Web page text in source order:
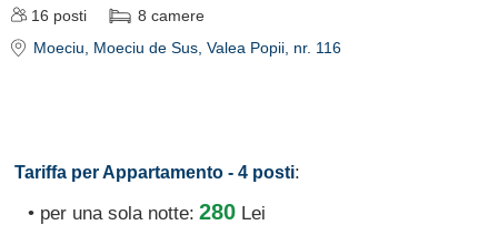
16 posti 8 camere
Moeciu , Moeciu de Sus, Valea Popii, nr. 116
Tariffa per Appartamento - 4 posti:
• per una sola notte: 280 Lei